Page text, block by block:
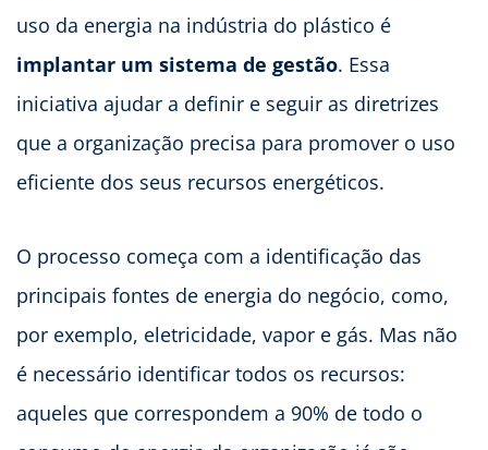
uso da energia na indústria do plástico é
implantar um sistema de gestão. Essa
iniciativa ajudar a definir e seguir as diretrizes
que a organização precisa para promover o uso
eficiente dos seus recursos energéticos.
O processo começa com a identificação das
principais fontes de energia do negócio, como,
por exemplo, eletricidade, vapor e gás. Mas não
é necessário identificar todos os recursos:
aqueles que correspondem a 90% de todo o